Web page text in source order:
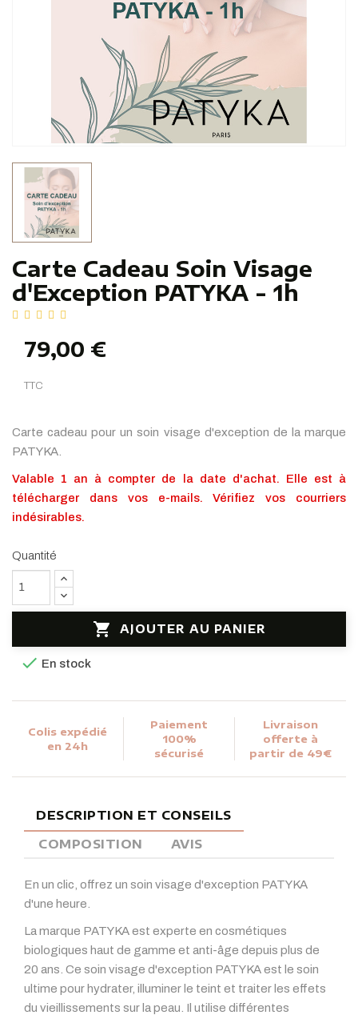
Carte Cadeau Soin Visage
d'Exception PATYKA - 1h
79,00 €
TTC
Carte cadeau pour un soin visage d'exception de la marque
PATYKA.
Valable 1 an à compter de la date d'achat. Elle est à
télécharger dans vos e-mails.Vérifiez vos courriers
indésirables.
Quantité
 AJOUTER AU PANIER
 En stock
Colis expédié
en 24h
Paiement
100%
sécurisé
Livraison
offerte à
partir de 49€
DESCRIPTION ET CONSEILS
COMPOSITION
AVIS
En un clic, offrez un soin visage d'exception PATYKA
d'une heure.
La marque PATYKA est experte en cosmétiques
biologiques haut de gamme et anti-âge depuis plus de
20 ans. Ce soin visage d'exception PATYKA est le soin
ultime pour hydrater, illuminer le teint et traiter les effets
du vieillissements sur la peau. Il utilise différentes